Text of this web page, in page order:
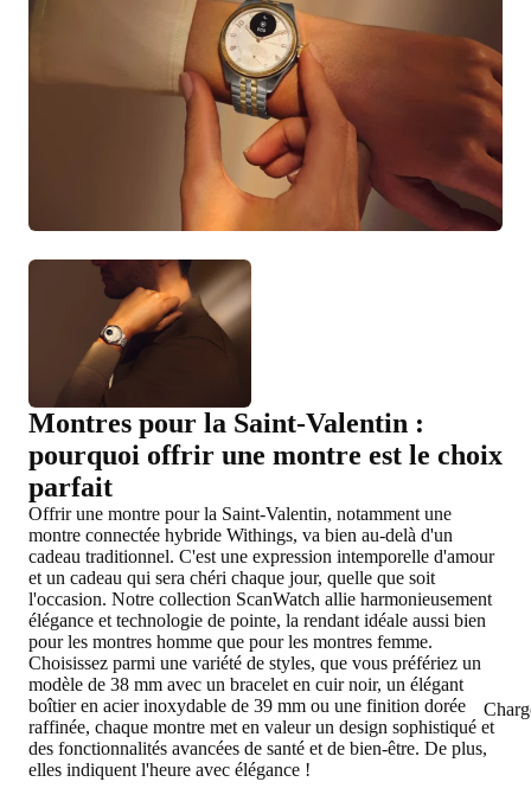
Montres pour la Saint-Valentin :
pourquoi offrir une montre est le choix
parfait
Offrir une montre pour la Saint-Valentin, notamment une
montre connectée hybride Withings, va bien au-delà d'un
cadeau traditionnel. C'est une expression intemporelle d'amour
et un cadeau qui sera chéri chaque jour, quelle que soit
l'occasion. Notre collection ScanWatch allie harmonieusement
élégance et technologie de pointe, la rendant idéale aussi bien
pour les montres homme que pour les montres femme.
Choisissez parmi une variété de styles, que vous préfériez un
modèle de 38 mm avec un bracelet en cuir noir, un élégant
boîtier en acier inoxydable de 39 mm ou une finition dorée
raffinée, chaque montre met en valeur un design sophistiqué et
des fonctionnalités avancées de santé et de bien-être. De plus,
elles indiquent l'heure avec élégance !